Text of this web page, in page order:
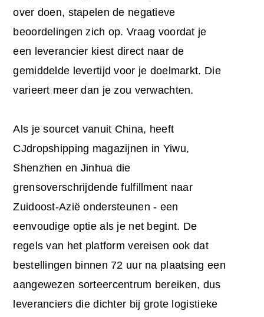
over doen, stapelen de negatieve
beoordelingen zich op. Vraag voordat je
een leverancier kiest direct naar de
gemiddelde levertijd voor je doelmarkt. Die
varieert meer dan je zou verwachten.
Als je sourcet vanuit China, heeft
CJdropshipping magazijnen in Yiwu,
Shenzhen en Jinhua die
grensoverschrijdende fulfillment naar
Zuidoost-Azië ondersteunen - een
eenvoudige optie als je net begint. De
regels van het platform vereisen ook dat
bestellingen binnen 72 uur na plaatsing een
aangewezen sorteercentrum bereiken, dus
leveranciers die dichter bij grote logistieke